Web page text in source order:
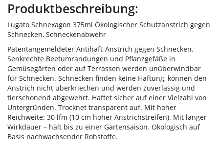
Produktbeschreibung:
Lugato Schnexagon 375ml Ökologischer Schutzanstrich gegen
Schnecken, Schneckenabwehr
Patentangemeldeter Antihaft-Anstrich gegen Schnecken.
Senkrechte Beetumrandungen und Pflanzgefäße in
Gemüsegärten oder auf Terrassen werden unüberwindbar
für Schnecken. Schnecken finden keine Haftung, können den
Anstrich nicht überkriechen und werden zuverlässig und
tierschonend abgewehrt. Haftet sicher auf einer Vielzahl von
Untergründen. Trocknet transparent auf. Mit hoher
Reichweite: 30 lfm (10 cm hoher Anstrichstreifen). Mit langer
Wirkdauer – hält bis zu einer Gartensaison. Ökologisch auf
Basis nachwachsender Rohstoffe.